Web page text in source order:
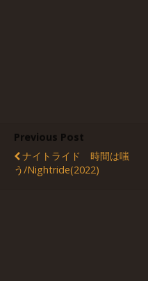
Previous Post
ナイトライド 時間は嗤
う/Nightride(2022)